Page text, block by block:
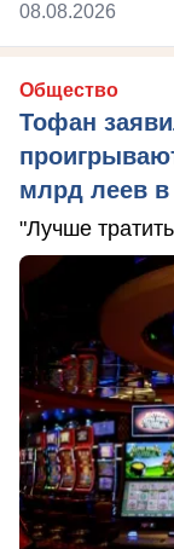
08.08.2026
Общество
Тофан
млрд леев в
"Лучше